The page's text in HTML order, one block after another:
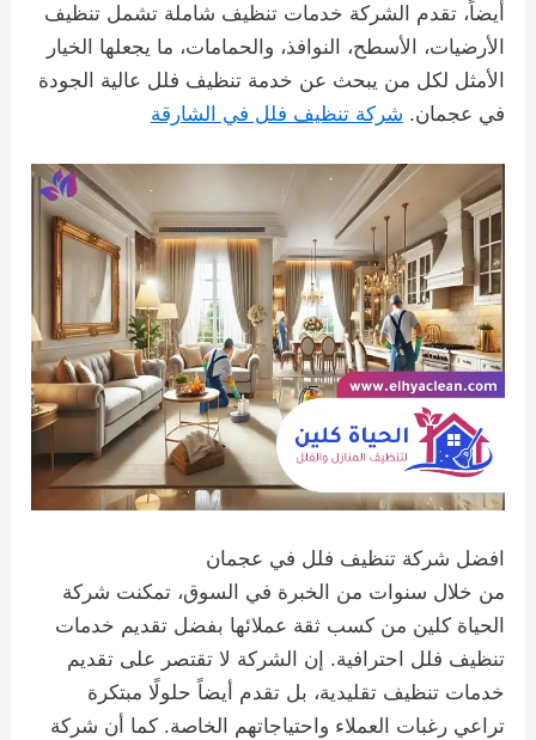
أيضاً، تقدم الشركة خدمات تنظيف شاملة تشمل تنظيف
الأرضيات، الأسطح، النوافذ، والحمامات، ما يجعلها الخيار
الأمثل لكل من يبحث عن خدمة تنظيف فلل عالية الجودة
في عجمان. شركة تنظيف فلل في الشارقة
افضل شركة تنظيف فلل في عجمان
من خلال سنوات من الخبرة في السوق، تمكنت شركة
الحياة كلين من كسب ثقة عملائها بفضل تقديم خدمات
تنظيف فلل احترافية. إن الشركة لا تقتصر على تقديم
خدمات تنظيف تقليدية، بل تقدم أيضاً حلولًا مبتكرة
تراعي رغبات العملاء واحتياجاتهم الخاصة. كما أن شركة